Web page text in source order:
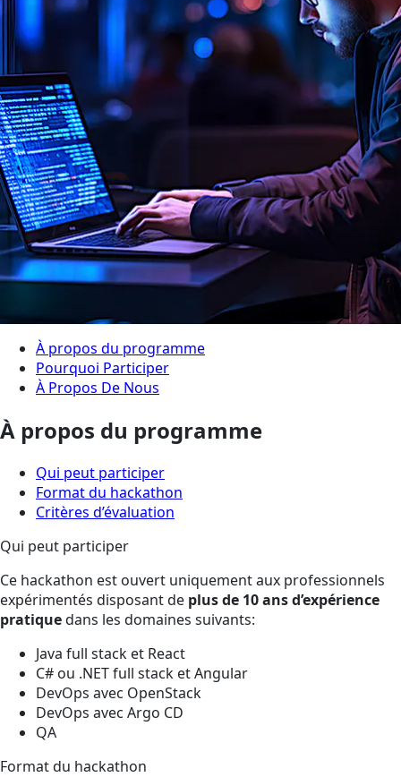
À propos du programme
Pourquoi Participer
À Propos De Nous
À propos du programme
Qui peut participer
Format du hackathon
Critères d’évaluation
Qui peut participer
Ce hackathon est ouvert uniquement aux professionnels
expérimentés disposant de plus de 10 ans d’expérience
pratiquedans les domaines suivants:
Java full stack et React
C# ou .NET full stack et Angular
DevOps avec OpenStack
DevOps avec Argo CD
QA
Format du hackathon